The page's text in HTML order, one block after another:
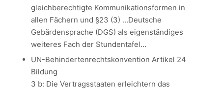
gleichberechtigte Kommunikationsformen in
allen Fächern und §23 (3) …Deutsche
Gebärdensprache (DGS) als eigenständiges
weiteres Fach der Stundentafel…
UN-Behindertenrechtskonvention Artikel 24
Bildung
3 b: Die Vertragsstaaten erleichtern das